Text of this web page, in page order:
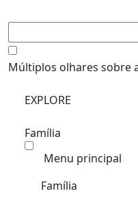
Múltiplos olhares sobre
EXPLORE
Família
Menu principal
Família